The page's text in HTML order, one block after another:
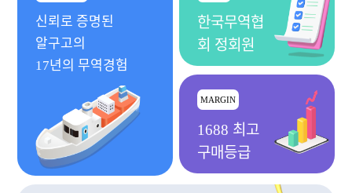
신뢰로 증명된
알구고의
17년의 무역경험
한국무역협
회 정회원
MARGIN
1688 최고
구매등급